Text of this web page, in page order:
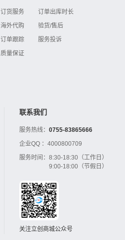
订货服务
海外代购
订单跟踪
质量保证
订单出库时长
验货/售后
服务投诉
联系我们
服务热线： 0755-83865666
企业QQ ： 4000800709
服务时间： 8:30-18:30（工作日）
9:00-18:00（节假日）
关注立创商城公众号